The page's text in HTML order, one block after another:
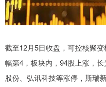
截至12月5日收盘，可控核聚
幅第4，板块内，94股上涨，
股份、弘讯科技等涨停，斯瑞